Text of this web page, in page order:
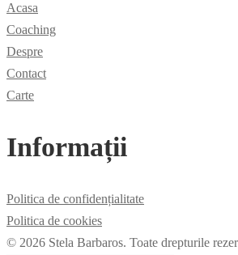
Acasa
Coaching
Despre
Contact
Carte
Informații
Politica de confidențialitate
Politica de cookies
© 2026 Stela Barbaros. Toate drepturile